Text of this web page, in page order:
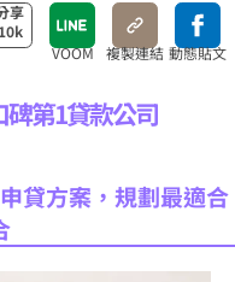
享
10k
VOOM
複製連結 動態貼文
第1貸款公司
貸方案，規劃最適合